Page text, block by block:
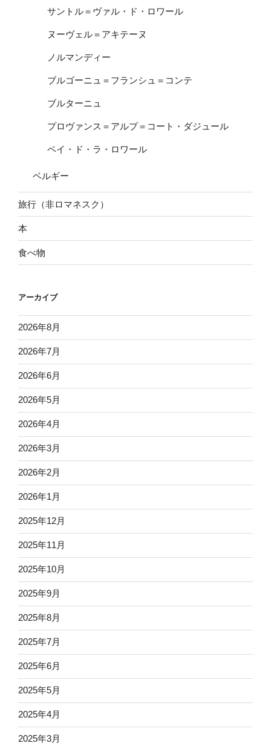
サントル＝ヴァル・ド・ロワール
ヌーヴェル＝アキテーヌ
ノルマンディー
ブルゴーニュ＝フランシュ＝コンテ
ブルターニュ
プロヴァンス＝アルプ＝コート・ダジュール
ペイ・ド・ラ・ロワール
ベルギー
旅行（非ロマネスク）
本
食べ物
アーカイブ
2026年8月
2026年7月
2026年6月
2026年5月
2026年4月
2026年3月
2026年2月
2026年1月
2025年12月
2025年11月
2025年10月
2025年9月
2025年8月
2025年7月
2025年6月
2025年5月
2025年4月
2025年3月